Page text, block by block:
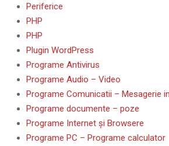
Periferice
PHP
PHP
Plugin WordPress
Programe Antivirus
Programe Audio – Video
Programe Comunicatii – Mesagerie
Programe documente – poze
Programe Internet și Browsere
Programe PC – Programe calculator